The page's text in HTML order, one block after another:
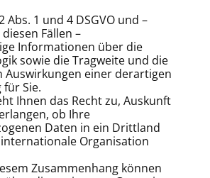
Abs. 1 und 4 DSGVO und –
Fällen –
Informationen über die
sowie die Tragweite und die
Auswirkungen einer derartigen
Sie.
Ihnen das Recht zu, Auskunft
ob Ihre
Daten in ein Drittland
Organisation
Zusammenhang können